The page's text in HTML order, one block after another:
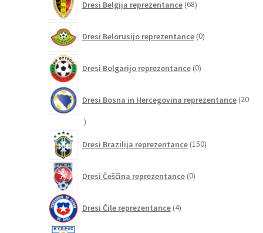
Dresi Belgija reprezentance 68izdelkov
Dresi Belorusijo reprezentance 0izdelkov
Dresi Bolgarijo reprezentance 0izdelkov
Dresi Bosna in Hercegovina reprezentance 20
20
Dresi Brazilija reprezentance 150izdelkov
Dresi Češčina reprezentance 0izdelkov
Dresi Čile reprezentance 4izdelki